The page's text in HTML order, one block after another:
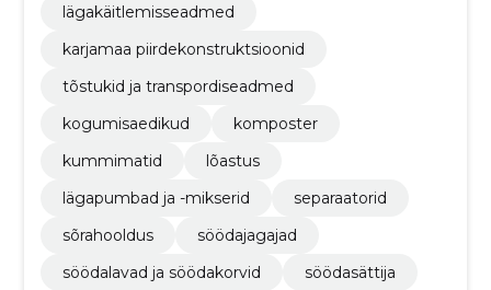
lägakäitlemisseadmed
karjamaa piirdekonstruktsioonid
tõstukid ja transpordiseadmed
kogumisaedikud
komposter
kummimatid
lõastus
lägapumbad ja -mikserid
separaatorid
sõrahooldus
söödajagajad
söödalavad ja söödakorvid
söödasättija